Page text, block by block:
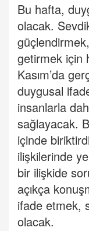
Bu hafta,
olacak.
getirmek için
Kasım’da
duygusal
insanlarla
sağlayacak.
içinde
ilişkilerinde
bir ilişkide
açıkça
ifade etmek,
olacak.